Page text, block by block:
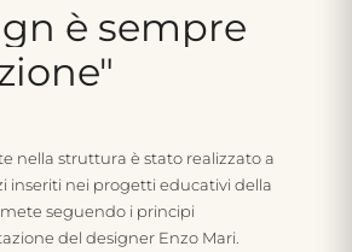
è sempre
nella struttura è stato realizzato a
inseriti nei progetti educativi della
seguendo i principi
del designer Enzo Mari.